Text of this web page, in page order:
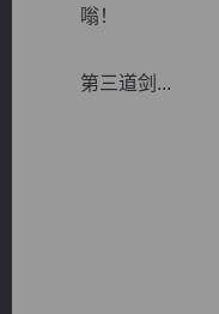
嗡！
第三道剑...